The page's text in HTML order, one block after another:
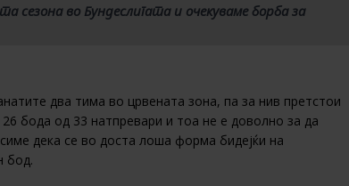
сезона во Бундеслигата и очекуваме борба за
два тима во црвената зона, па за нив претстои
бода од 33 натпревари и тоа не е доволно за да
дека се во доста лоша форма бидејќи на
бод.